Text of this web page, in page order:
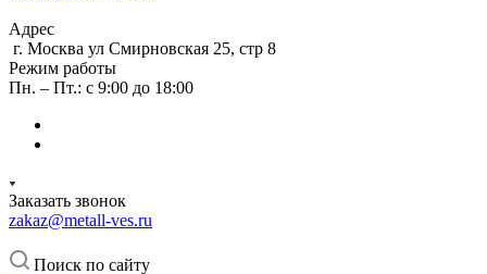
Адрес
г. Москва ул Смирновская 25, стр 8
Режим работы
Пн. – Пт.: с 9:00 до 18:00
Заказать звонок
zakaz@metall-ves.ru
Поиск по сайту